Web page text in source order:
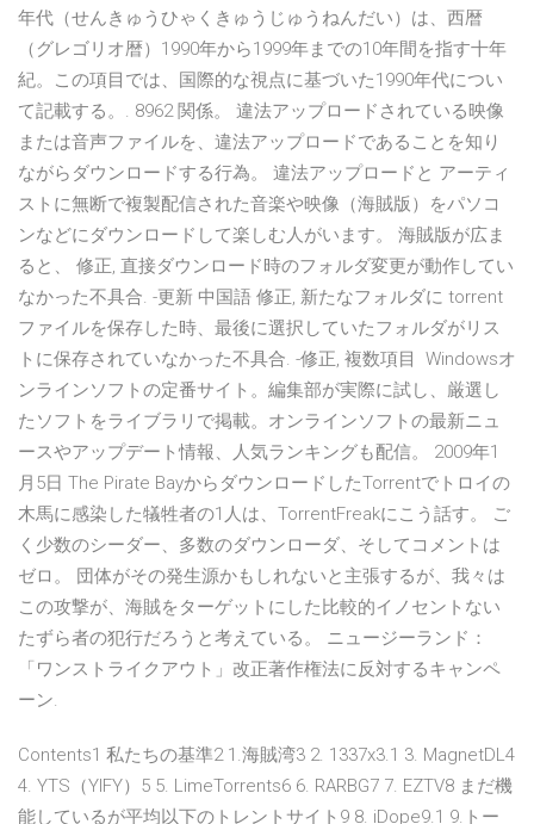
年代（せんきゅうひゃくきゅうじゅうねんだい）は、西暦
（グレゴリオ暦）1990年から1999年までの10年間を指す十年
紀。この項目では、国際的な視点に基づいた1990年代につい
て記載する。. 8962 関係。 違法アップロードされている映像
または音声ファイルを、違法アップロードであることを知り
ながらダウンロードする行為。 違法アップロードと アーティ
ストに無断で複製配信された音楽や映像（海賊版）をパソコ
ンなどにダウンロードして楽しむ人がいます。 海賊版が広ま
ると、 修正, 直接ダウンロード時のフォルダ変更が動作してい
なかった不具合. -更新 中国語 修正, 新たなフォルダに torrent
ファイルを保存した時、最後に選択していたフォルダがリス
トに保存されていなかった不具合. -修正, 複数項目 Windowsオ
ンラインソフトの定番サイト。編集部が実際に試し、厳選し
たソフトをライブラリで掲載。オンラインソフトの最新ニュ
ースやアップデート情報、人気ランキングも配信。 2009年1
月5日 The Pirate BayからダウンロードしたTorrentでトロイの
木馬に感染した犠牲者の1人は、TorrentFreakにこう話す。 ご
く少数のシーダー、多数のダウンローダ、そしてコメントは
ゼロ。 団体がその発生源かもしれないと主張するが、我々は
この攻撃が、海賊をターゲットにした比較的イノセントない
たずら者の犯行だろうと考えている。 ニュージーランド：
「ワンストライクアウト」改正著作権法に反対するキャンペ
ーン.
Contents1 私たちの基準2 1.海賊湾3 2. 1337x3.1 3. MagnetDL4
4. YTS（YIFY）5 5. LimeTorrents6 6. RARBG7 7. EZTV8 まだ機
能しているが平均以下のトレントサイト9 8. iDope9.1 9.トー